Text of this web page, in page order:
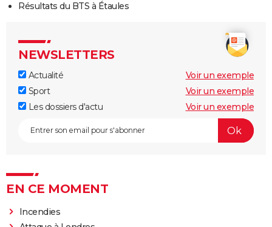
Résultats du BTS à Étaules
NEWSLETTERS
Actualité
Voir un exemple
Sport
Voir un exemple
Les dossiers d'actu
Voir un exemple
EN CE MOMENT
Incendies